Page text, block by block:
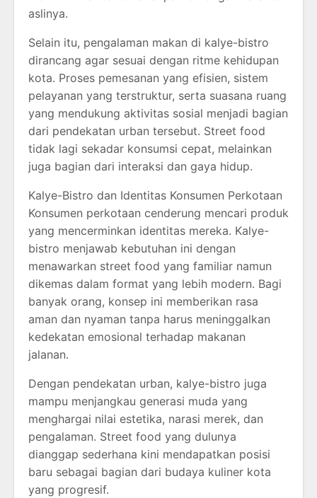
aslinya.
Selain itu, pengalaman makan di kalye-bistro
dirancang agar sesuai dengan ritme kehidupan
kota. Proses pemesanan yang efisien, sistem
pelayanan yang terstruktur, serta suasana ruang
yang mendukung aktivitas sosial menjadi bagian
dari pendekatan urban tersebut. Street food
tidak lagi sekadar konsumsi cepat, melainkan
juga bagian dari interaksi dan gaya hidup.
Kalye-Bistro dan Identitas Konsumen Perkotaan
Konsumen perkotaan cenderung mencari produk
yang mencerminkan identitas mereka. Kalye-
bistro menjawab kebutuhan ini dengan
menawarkan street food yang familiar namun
dikemas dalam format yang lebih modern. Bagi
banyak orang, konsep ini memberikan rasa
aman dan nyaman tanpa harus meninggalkan
kedekatan emosional terhadap makanan
jalanan.
Dengan pendekatan urban, kalye-bistro juga
mampu menjangkau generasi muda yang
menghargai nilai estetika, narasi merek, dan
pengalaman. Street food yang dulunya
dianggap sederhana kini mendapatkan posisi
baru sebagai bagian dari budaya kuliner kota
yang progresif.